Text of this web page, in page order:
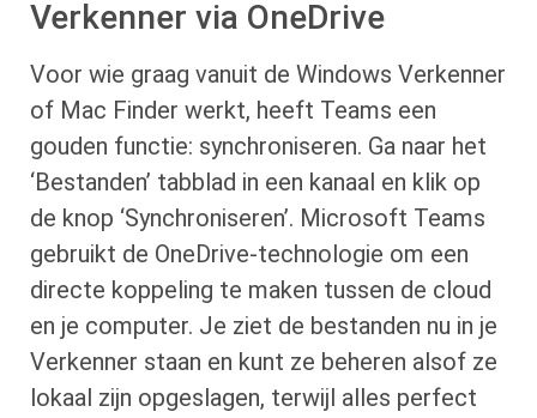
Verkenner via OneDrive
Voor wie graag vanuit de Windows Verkenner
of Mac Finder werkt, heeft Teams een
gouden functie: synchroniseren. Ga naar het
‘Bestanden’ tabblad in een kanaal en klik op
de knop ‘Synchroniseren’. Microsoft Teams
gebruikt de OneDrive-technologie om een
directe koppeling te maken tussen de cloud
en je computer. Je ziet de bestanden nu in je
Verkenner staan en kunt ze beheren alsof ze
lokaal zijn opgeslagen, terwijl alles perfect